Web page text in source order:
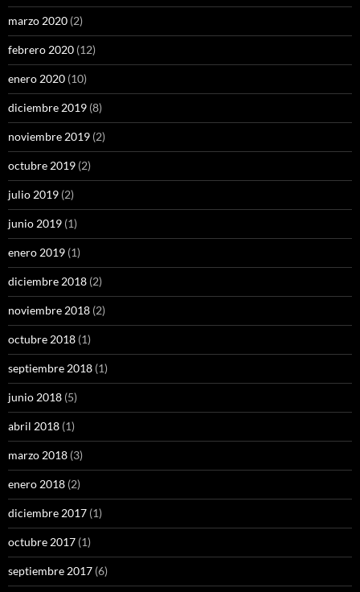
marzo 2020 (2)
febrero 2020 (12)
enero 2020 (10)
diciembre 2019 (8)
noviembre 2019 (2)
octubre 2019 (2)
julio 2019 (2)
junio 2019 (1)
enero 2019 (1)
diciembre 2018 (2)
noviembre 2018 (2)
octubre 2018 (1)
septiembre 2018 (1)
junio 2018 (5)
abril 2018 (1)
marzo 2018 (3)
enero 2018 (2)
diciembre 2017 (1)
octubre 2017 (1)
septiembre 2017 (6)